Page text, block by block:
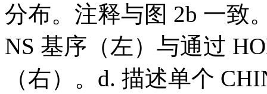
分布。注释与图 2b 一致
NS 基序（左）与通过
（右）。d. 描述单个